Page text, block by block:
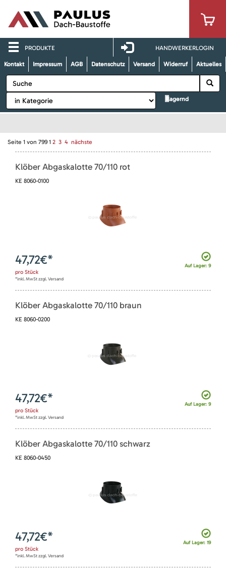
PRODUKTE HANDWERKERLOGIN
Kontakt Impressum AGB Datenschutz Versand Widerruf Aktuelles
lagernd
Seite 1 von 799 1 2 3 4 nächste
Klöber Abgaskalotte 70/110 rot
KE 8060-0100
Auf Lager: 9
47,72€*
pro Stück
*inkl. MwSt zzgl. Versand
Klöber Abgaskalotte 70/110 braun
KE 8060-0200
Auf Lager: 9
47,72€*
pro Stück
*inkl. MwSt zzgl. Versand
Klöber Abgaskalotte 70/110 schwarz
KE 8060-0450
Auf Lager: 19
47,72€*
pro Stück
*inkl. MwSt zzgl. Versand